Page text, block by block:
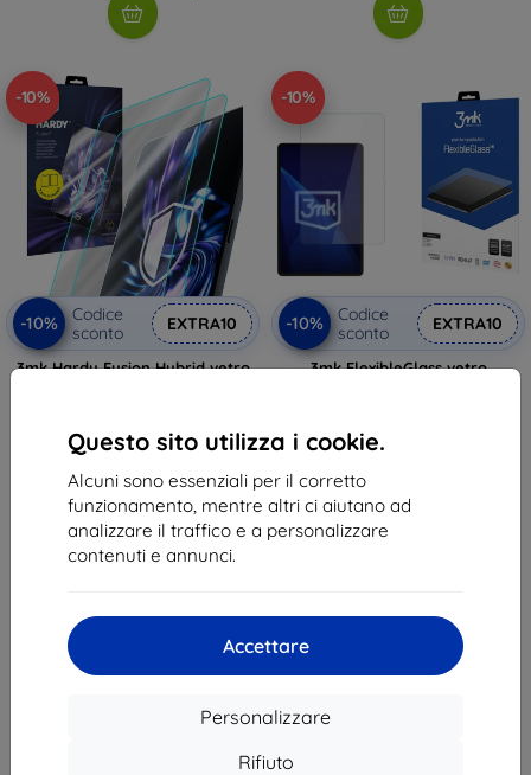
Questo sito utilizza i cookie.
Alcuni sono essenziali per il corretto
funzionamento, mentre altri ci aiutano ad
analizzare il traffico e a personalizzare
contenuti e annunci.
Accettare
Personalizzare
Rifiuto
-10%
-10%
Codice
sconto
EXTRA10
3mk Hardy Fusion Hybrid vetro
24,22 €
In magazzino > 5 pz
-10%
-10%
Codice
sconto
EXTRA10
3mk FlexibleGlass vetro
17,01 €
In magazzino > 5 pz
del totale